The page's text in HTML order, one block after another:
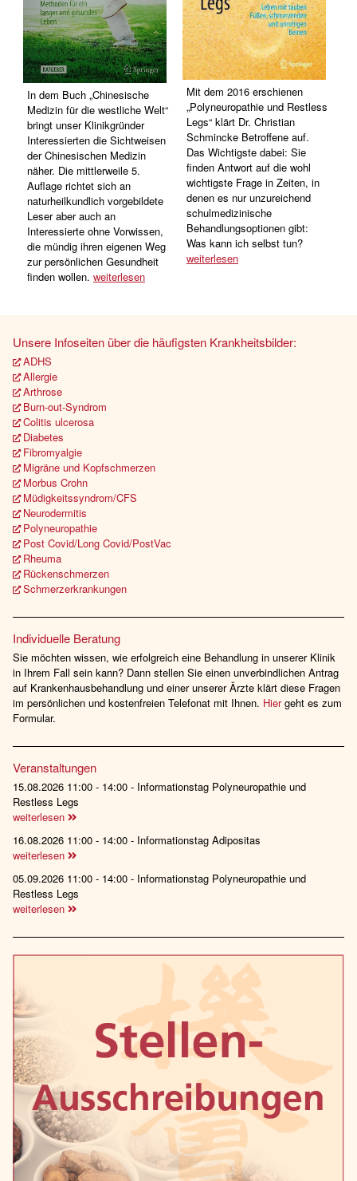
In dem Buch „Chinesische
Medizin für die westliche Welt“
bringt unser Klinikgründer
Interessierten die Sichtweisen
der Chinesischen Medizin
näher. Die mittlerweile 5.
Auflage richtet sich an
naturheilkundlich vorgebildete
Leser aber auch an
Interessierte ohne Vorwissen,
die mündig ihren eigenen Weg
zur persönlichen Gesundheit
finden wollen. weiterlesen
Mit dem 2016 erschienen
„Polyneuropathie und Restless
Legs“ klärt Dr. Christian
Schmincke Betroffene auf.
Das Wichtigste dabei: Sie
finden Antwort auf die wohl
wichtigste Frage in Zeiten, in
denen es nur unzureichend
schulmedizinische
Behandlungsoptionen gibt:
Was kann ich selbst tun?
weiterlesen
Unsere Infoseiten über die häufigsten Krankheitsbilder:
ADHS
Allergie
Arthrose
Burn-out-Syndrom
Colitis ulcerosa
Diabetes
Fibromyalgie
Migräne und Kopfschmerzen
Morbus Crohn
Müdigkeitssyndrom/CFS
Neurodermitis
Polyneuropathie
Post Covid/Long Covid/PostVac
Rheuma
Rückenschmerzen
Schmerzerkrankungen
Individuelle Beratung
Sie möchten wissen, wie erfolgreich eine Behandlung in unserer Klinik
in Ihrem Fall sein kann? Dann stellen Sie einen unverbindlichen Antrag
auf Krankenhausbehandlung und einer unserer Ärzte klärt diese Fragen
im persönlichen und kostenfreien Telefonat mit Ihnen. Hiergeht es zum
Formular.
Veranstaltungen
15.08.2026 11:00 - 14:00 - Informationstag Polyneuropathie und
Restless Legs
weiterlesen
16.08.2026 11:00 - 14:00 - Informationstag Adipositas
weiterlesen
05.09.2026 11:00 - 14:00 - Informationstag Polyneuropathie und
Restless Legs
weiterlesen